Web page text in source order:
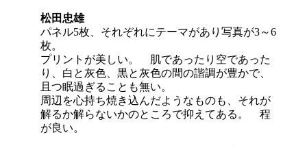
松田忠雄
パネル5枚、それぞれにテーマがあり写真が3～6
枚。
プリントが美しい。 肌であったり空であった
り、白と灰色、黒と灰色の間の諧調が豊かで、
且つ眠過ぎることも無い。
周辺を心持ち焼き込んだようなものも、それが
解るか解らないかのところで抑えてある。 程
が良い。